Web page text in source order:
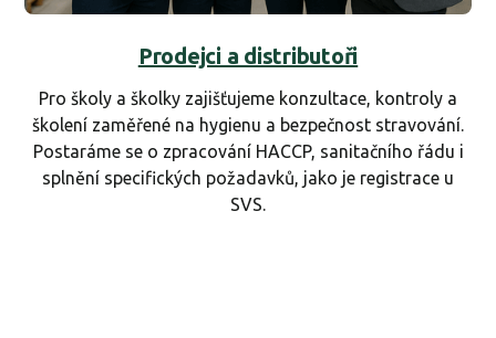
Prodejci a distributoři
Pro školy a školky zajišťujeme konzultace, kontroly a
školení zaměřené na hygienu a bezpečnost stravování.
Postaráme se o zpracování HACCP, sanitačního řádu i
splnění specifických požadavků, jako je registrace u
SVS.